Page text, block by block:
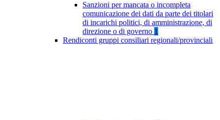
Sanzioni per mancata o incompleta
comunicazione dei dati da parte dei titolari
di incarichi politici, di amministrazione, di
direzione o di governo 1
Rendiconti gruppi consiliari regionali/provinciali